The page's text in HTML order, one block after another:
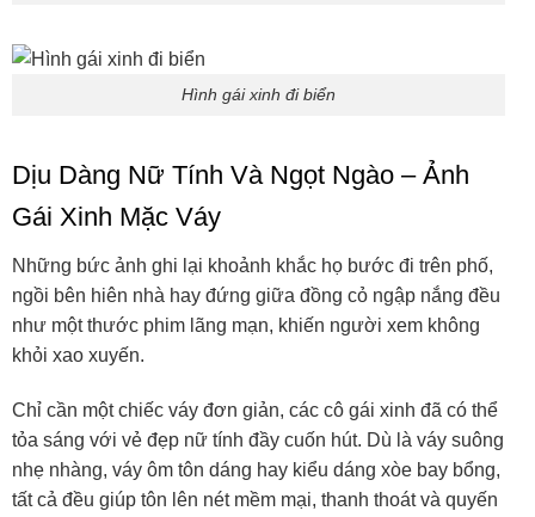
Hình gái xinh đi biển
Dịu Dàng Nữ Tính Và Ngọt Ngào – Ảnh
Gái Xinh Mặc Váy
Những bức ảnh ghi lại khoảnh khắc họ bước đi trên phố,
ngồi bên hiên nhà hay đứng giữa đồng cỏ ngập nắng đều
như một thước phim lãng mạn, khiến người xem không
khỏi xao xuyến.
Chỉ cần một chiếc váy đơn giản, các cô gái xinh đã có thể
tỏa sáng với vẻ đẹp nữ tính đầy cuốn hút. Dù là váy suông
nhẹ nhàng, váy ôm tôn dáng hay kiểu dáng xòe bay bổng,
tất cả đều giúp tôn lên nét mềm mại, thanh thoát và quyến